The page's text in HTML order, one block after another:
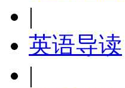
|
英语导读
|